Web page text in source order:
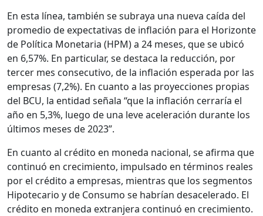
En esta línea, también se subraya una nueva caída del
promedio de expectativas de inflación para el Horizonte
de Política Monetaria (HPM) a 24 meses, que se ubicó
en 6,57%. En particular, se destaca la reducción, por
tercer mes consecutivo, de la inflación esperada por las
empresas (7,2%). En cuanto a las proyecciones propias
del BCU, la entidad señala “que la inflación cerraría el
año en 5,3%, luego de una leve aceleración durante los
últimos meses de 2023”.
En cuanto al crédito en moneda nacional, se afirma que
continuó en crecimiento, impulsado en términos reales
por el crédito a empresas, mientras que los segmentos
Hipotecario y de Consumo se habrían desacelerado. El
crédito en moneda extranjera continuó en crecimiento.